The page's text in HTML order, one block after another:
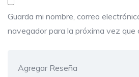
Guarda mi nombre, correo
navegador para la próxima vez que